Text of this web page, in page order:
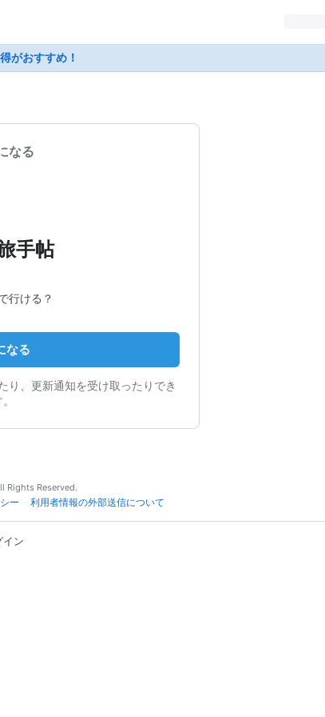
がおすすめ！
なる
手帖
行ける？
なる
り、更新通知を受け取ったりでき
Rights Reserved.
ー 利用者情報の外部送信について
イン